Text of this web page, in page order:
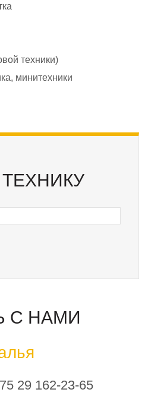
техники)
минитехники
ТЕХНИКУ
С НАМИ
29 162-23-65